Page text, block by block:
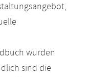
wurden
sind die